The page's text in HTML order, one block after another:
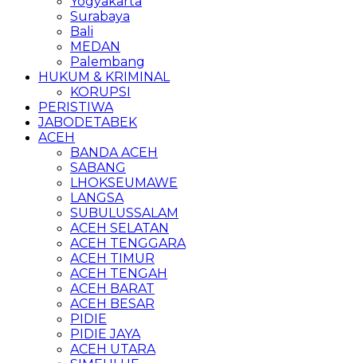
Surabaya
Bali
MEDAN
Palembang
HUKUM & KRIMINAL
KORUPSI
PERISTIWA
JABODETABEK
ACEH
BANDA ACEH
SABANG
LHOKSEUMAWE
LANGSA
SUBULUSSALAM
ACEH SELATAN
ACEH TENGGARA
ACEH TIMUR
ACEH TENGAH
ACEH BARAT
ACEH BESAR
PIDIE
PIDIE JAYA
ACEH UTARA